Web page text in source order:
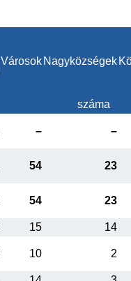
Városok Nagyközségek
száma
– –
54 23
54 23
15
14
10 2